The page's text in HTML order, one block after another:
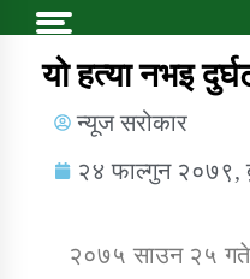
Trending Now
यो हत्या नभइ
न्यूज सरोकार
२४ फाल्गुन २०७९,
२०७५ साउन २५ गते